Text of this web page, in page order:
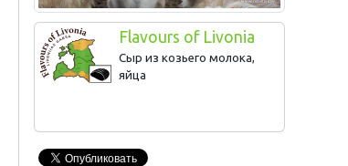
Flavours of Livonia
Сыр из козьего молока,
яйца